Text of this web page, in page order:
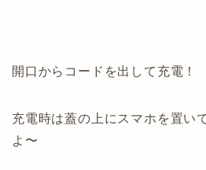
開口からコードを出して充電！
充電時は蓋の上にスマホを置い
よ〜